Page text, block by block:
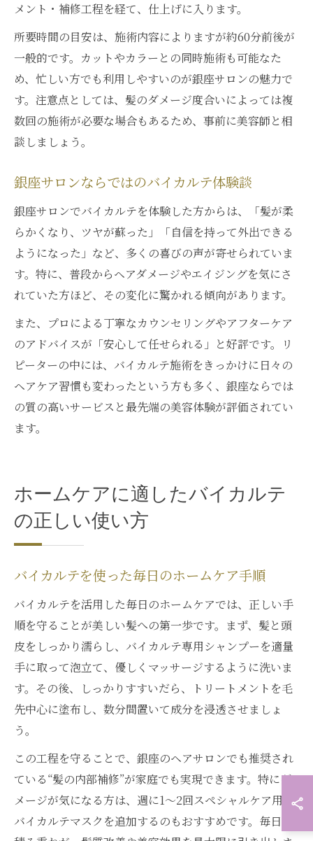
メント・補修工程を経て、仕上げに入ります。
所要時間の目安は、施術内容によりますが約60分前後が
一般的です。カットやカラーとの同時施術も可能なた
め、忙しい方でも利用しやすいのが銀座サロンの魅力で
す。注意点としては、髪のダメージ度合いによっては複
数回の施術が必要な場合もあるため、事前に美容師と相
談しましょう。
銀座サロンならではのバイカルテ体験談
銀座サロンでバイカルテを体験した方からは、「髪が柔
らかくなり、ツヤが蘇った」「自信を持って外出できる
ようになった」など、多くの喜びの声が寄せられていま
す。特に、普段からヘアダメージやエイジングを気にさ
れていた方ほど、その変化に驚かれる傾向があります。
また、プロによる丁寧なカウンセリングやアフターケア
のアドバイスが「安心して任せられる」と好評です。リ
ピーターの中には、バイカルテ施術をきっかけに日々の
ヘアケア習慣も変わったという方も多く、銀座ならでは
の質の高いサービスと最先端の美容体験が評価されてい
ます。
ホームケアに適したバイカルテ
の正しい使い方
バイカルテを使った毎日のホームケア手順
バイカルテを活用した毎日のホームケアでは、正しい手
順を守ることが美しい髪への第一歩です。まず、髪と頭
皮をしっかり濡らし、バイカルテ専用シャンプーを適量
手に取って泡立て、優しくマッサージするように洗いま
す。その後、しっかりすすいだら、トリートメントを毛
先中心に塗布し、数分間置いて成分を浸透させましょ
う。
この工程を守ることで、銀座のヘアサロンでも推奨され
ている“髪の内部補修”が家庭でも実現できます。特にダ
メージが気になる方は、週に1〜2回スペシャルケア用の
バイカルテマスクを追加するのもおすすめです。毎日の